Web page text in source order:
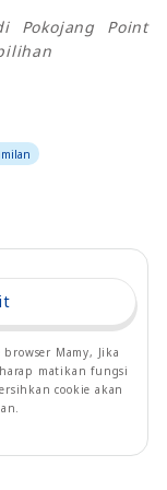
Pokojang Point
Mamy, Jika
matikan fungsi
cookie akan